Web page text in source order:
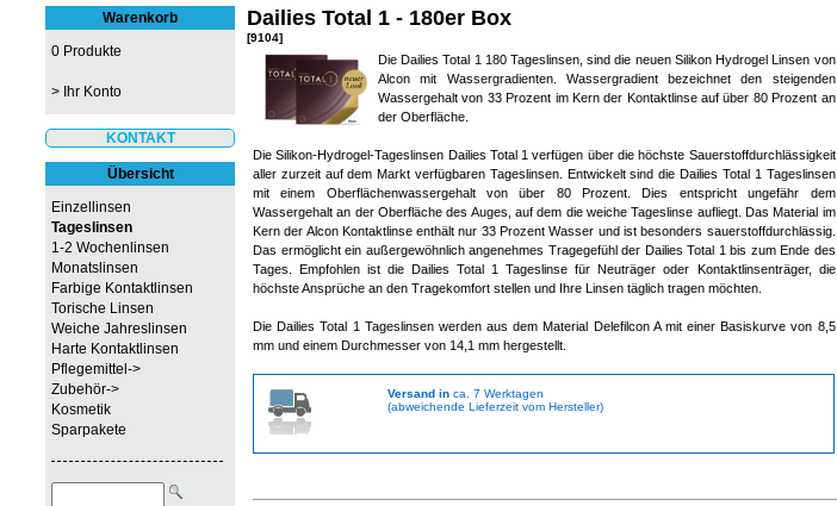
Warenkorb
0 Produkte
> Ihr Konto
KONTAKT
Übersicht
Einzellinsen
Tageslinsen
1-2 Wochenlinsen
Monatslinsen
Farbige Kontaktlinsen
Torische Linsen
Weiche Jahreslinsen
Harte Kontaktlinsen
Pflegemittel->
Zubehör->
Kosmetik
Sparpakete
Dailies Total 1 - 180er Box
[9104]
Die Dailies Total 1 180 Tageslinsen, sind die neuen Silikon Hydrogel Linsen von
Alcon mit Wassergradienten. Wassergradient bezeichnet den steigenden
Wassergehalt von 33 Prozent im Kern der Kontaktlinse auf über 80 Prozent an
der Oberfläche.
Die Silikon-Hydrogel-Tageslinsen Dailies Total 1 verfügen über die höchste Sauerstoffdurchlässigkeit
aller zurzeit auf dem Markt verfügbaren Tageslinsen. Entwickelt sind die Dailies Total 1 Tageslinsen
mit einem Oberflächenwassergehalt von über 80 Prozent. Dies entspricht ungefähr dem
Wassergehalt an der Oberfläche des Auges, auf dem die weiche Tageslinse aufliegt. Das Material im
Kern der Alcon Kontaktlinse enthält nur 33 Prozent Wasser und ist besonders sauerstoffdurchlässig.
Das ermöglicht ein außergewöhnlich angenehmes Tragegefühl der Dailies Total 1 bis zum Ende des
Tages. Empfohlen ist die Dailies Total 1 Tageslinse für Neuträger oder Kontaktlinsenträger, die
höchste Ansprüche an den Tragekomfort stellen und Ihre Linsen täglich tragen möchten.
Die Dailies Total 1 Tageslinsen werden aus dem Material Delefilcon A mit einer Basiskurve von 8,5
mm und einem Durchmesser von 14,1 mm hergestellt.
Versand in ca. 7 Werktagen
(abweichende Lieferzeit vom Hersteller)